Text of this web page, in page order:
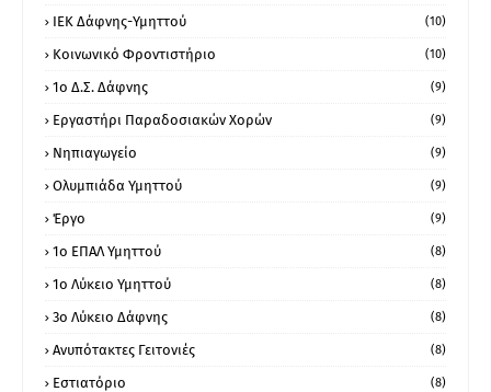
ΙΕΚ Δάφνης-Υμηττού (10)
Κοινωνικό Φροντιστήριο (10)
1ο Δ.Σ. Δάφνης (9)
Εργαστήρι Παραδοσιακών Χορών (9)
Νηπιαγωγείο (9)
Ολυμπιάδα Υμηττού (9)
Έργο (9)
1o ΕΠΑΛ Υμηττού (8)
1ο Λύκειο Υμηττού (8)
3ο Λύκειο Δάφνης (8)
Ανυπότακτες Γειτονιές (8)
Εστιατόριο (8)